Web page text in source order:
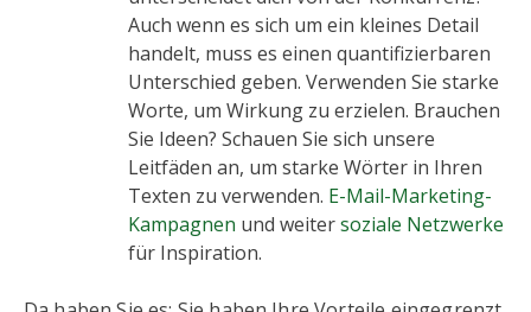
Auch wenn es sich um ein kleines Detail
handelt, muss es einen quantifizierbaren
Unterschied geben. Verwenden Sie starke
Worte, um Wirkung zu erzielen. Brauchen
Sie Ideen? Schauen Sie sich unsere
Leitfäden an, um starke Wörter in Ihren
Texten zu verwenden. E-Mail-Marketing-
Kampagnen und weitersoziale Netzwerke
für Inspiration.